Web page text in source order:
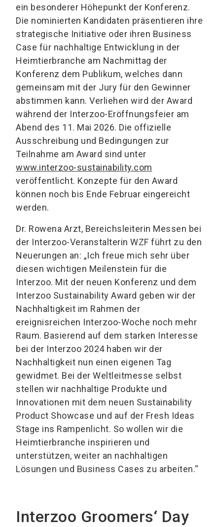
ein besonderer Höhepunkt der Konferenz.
Die nominierten Kandidaten präsentieren ihre
strategische Initiative oder ihren Business
Case für nachhaltige Entwicklung in der
Heimtierbranche am Nachmittag der
Konferenz dem Publikum, welches dann
gemeinsam mit der Jury für den Gewinner
abstimmen kann. Verliehen wird der Award
während der Interzoo-Eröffnungsfeier am
Abend des 11. Mai 2026. Die offizielle
Ausschreibung und Bedingungen zur
Teilnahme am Award sind unter
www.interzoo-sustainability.com
veröffentlicht. Konzepte für den Award
können noch bis Ende Februar eingereicht
werden.
Dr. Rowena Arzt, Bereichsleiterin Messen bei
der Interzoo-Veranstalterin WZF führt zu den
Neuerungen an: „Ich freue mich sehr über
diesen wichtigen Meilenstein für die
Interzoo. Mit der neuen Konferenz und dem
Interzoo Sustainability Award geben wir der
Nachhaltigkeit im Rahmen der
ereignisreichen Interzoo-Woche noch mehr
Raum. Basierend auf dem starken Interesse
bei der Interzoo 2024 haben wir der
Nachhaltigkeit nun einen eigenen Tag
gewidmet. Bei der Weltleitmesse selbst
stellen wir nachhaltige Produkte und
Innovationen mit dem neuen Sustainability
Product Showcase und auf der Fresh Ideas
Stage ins Rampenlicht. So wollen wir die
Heimtierbranche inspirieren und
unterstützen, weiter an nachhaltigen
Lösungen und Business Cases zu arbeiten.“
Interzoo Groomers‘ Day